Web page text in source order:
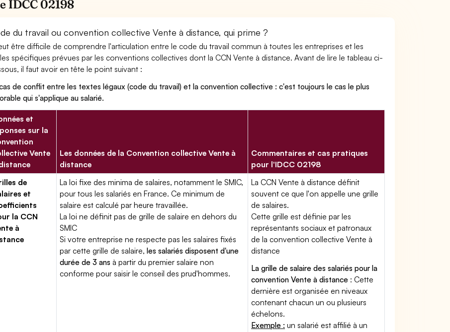
IDCC 02198
du travail ou convention collective Vente à distance, qui prime ?
être difficile de comprendre l'articulation entre le code du travail commun à toutes les entreprises et les
spécifiques prévues par les conventions collectives dont la CCN Vente à distance. Avant de lire le tableau ci-
il faut avoir en tête le point suivant :
de conflit entre les textes légaux (code du travail) et la convention collective : c'est toujours le cas le plus
qui s'applique au salarié.
et
sur la
Vente
Les données de la Convention collective Vente à
distance
Commentaires et cas pratiques
pour l'IDCC 02198
de
et
la CCN
à
La loi fixe des minima de salaires, notamment le SMIC,
pour tous les salariés en France. Ce minimum de
salaire est calculé par heure travaillée.
La loi ne définit pas de grille de salaire en dehors du
SMIC
Si votre entreprise ne respecte pas les salaires fixés
par cette grille de salaire,les salariés disposent d'une
durée de 3 ans à partir du premier salaire non
conforme pour saisir le conseil des prud'hommes.
La CCN Vente à distance définit
souvent ce que l'on appelle une grille
de salaires.
Cette grille est définie par les
représentants sociaux et patronaux
de la convention collective Vente à
distance
La grille de salaire des salariés pour la
convention Vente à distance : Cette
dernière est organisée en niveaux
contenant chacun un ou plusieurs
échelons.
Exemple : un salarié est affilié à un